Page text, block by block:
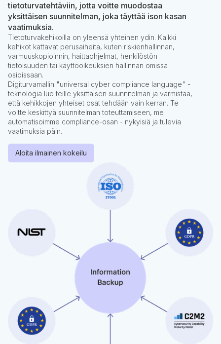
tietoturvatehtäviin, jotta voitte muodostaa
yksittäisen suunnitelman, joka täyttää ison kasan
vaatimuksia.
Tietoturvakehikoilla on yleensä yhteinen ydin. Kaikki
kehikot kattavat perusaiheita, kuten riskienhallinnan,
varmuuskopioinnin, haittaohjelmat, henkilöstön
tietoisuuden tai käyttöoikeuksien hallinnan omissa
osioissaan.
Digiturvamallin "universal cyber compliance language" -
teknologia luo teille yksittäisen suunnitelman ja varmistaa,
että kehikkojen yhteiset osat tehdään vain kerran. Te
voitte keskittyä suunnitelman toteuttamiseen, me
automatisoimme compliance-osan - nykyisiä ja tulevia
vaatimuksia päin.
Aloita ilmainen kokeilu